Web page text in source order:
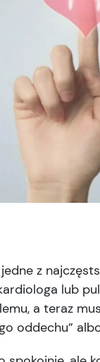
z
lub
a teraz
oddechu”